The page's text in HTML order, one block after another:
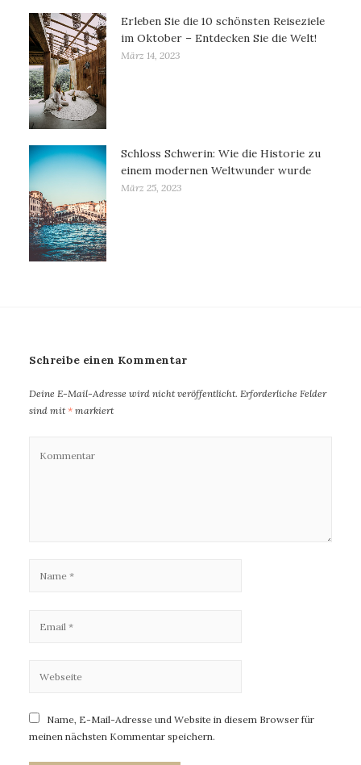
Erleben Sie die 10 schönsten Reiseziele
im Oktober – Entdecken Sie die Welt!
März 14, 2023
Schloss Schwerin: Wie die Historie zu
einem modernen Weltwunder wurde
März 25, 2023
Schreibe einen Kommentar
Deine E-Mail-Adresse wird nicht veröffentlicht. Erforderliche Felder
sind mit* markiert
Name, E-Mail-Adresse und Website in diesem Browser für
meinen nächsten Kommentar speichern.